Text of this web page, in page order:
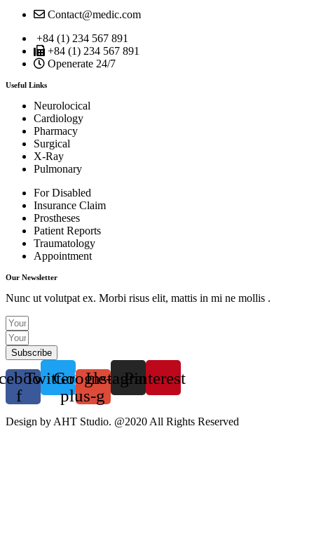
Contact@medic.com
+84 (1) 234 567 891
+84 (1) 234 567 891
Openerate 24/7
Useful Links
Neurolocical
Cardiology
Pharmacy
Surgical
X-Ray
Pulmonary
For Disabled
Insurance Claim
Prostheses
Patient Reports
Traumatology
Appointment
Our Newsletter
Nunc ut volutpat ex. Morbi risus elit, mattis in mi ne mollis .
Subscribe
f
TwitterGoogle-
plus-g
InstagramPinterest
Design by AHT Studio. @2020 All Rights Reserved